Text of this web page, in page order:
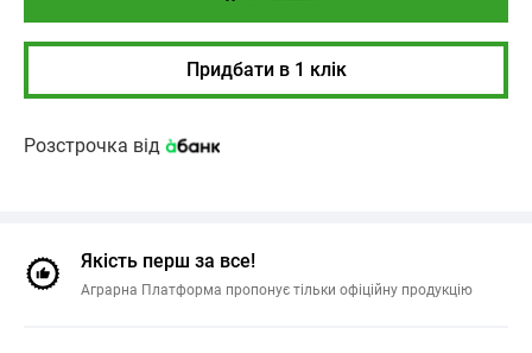
Придбати в 1 клік
Розстрочка від
Якість перш за все!
Аграрна Платформа пропонує тільки офіційну продукцію